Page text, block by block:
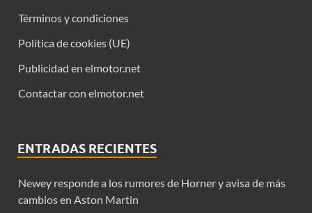
Términos y condiciones
Política de cookies (UE)
Publicidad en elmotor.net
Contactar con elmotor.net
ENTRADAS RECIENTES
Newey responde a los rumores de Horner y avisa de más
cambios en Aston Martin